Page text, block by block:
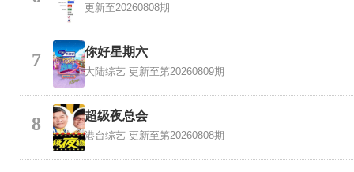
更新至20260808期
7 你好星期六
大陆综艺 更新至第20260809期
8 超级夜总会
港台综艺 更新至第20260808期